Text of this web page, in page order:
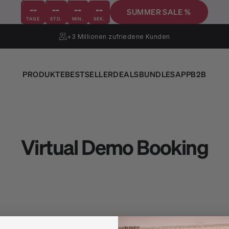
--
TAGE
--
STD.
--
MIN.
--
SEK.
SUMMER SALE %
+3 Millionen zufriedene Kunden
PRODUKTEBESTSELLERDEALSBUNDLESAPPB2B
Virtual Demo Booking